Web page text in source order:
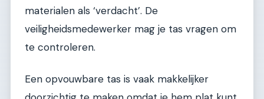
materialen als ‘verdacht’. De
veiligheidsmedewerker mag je tas vragen om
te controleren.
Een opvouwbare tas is vaak makkelijker